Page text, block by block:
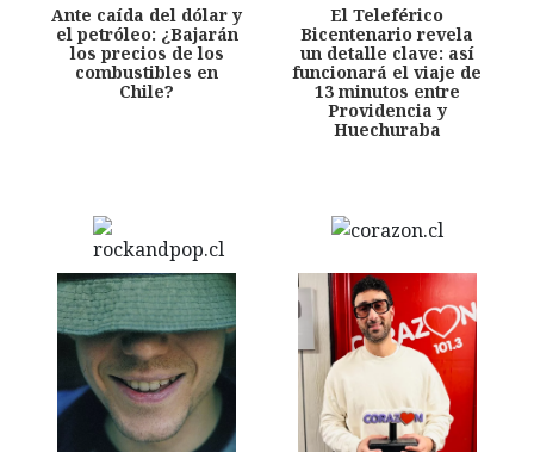
Ante caída del dólar y
el petróleo: ¿Bajarán
los precios de los
combustibles en
Chile?
El Teleférico
Bicentenario revela
un detalle clave: así
funcionará el viaje de
13 minutos entre
Providencia y
Huechuraba